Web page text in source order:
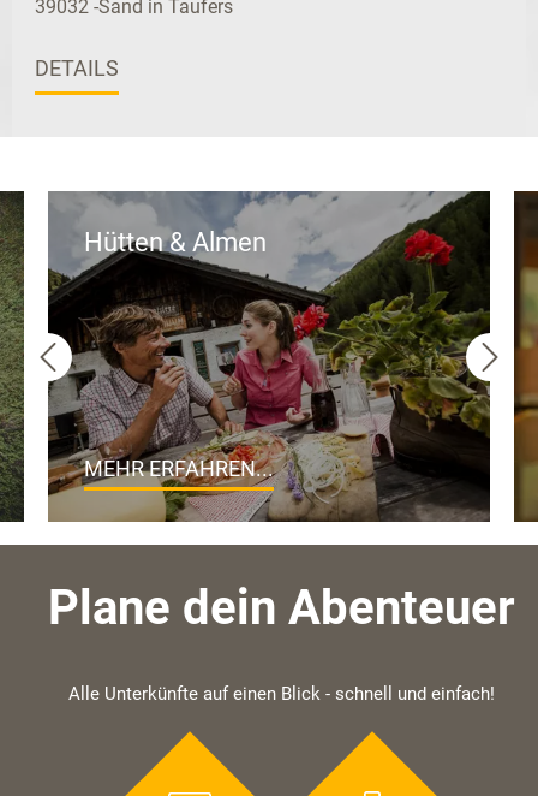
39032 -Sand in Taufers
DETAILS
Hütten & Almen
MEHR ERFAHREN...
Plane dein Abenteuer
Alle Unterkünfte auf einen Blick - schnell und einfach!